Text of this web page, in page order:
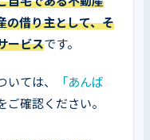
の借り主として、そ
ービスです。
いては、
「あんば
ご確認ください。